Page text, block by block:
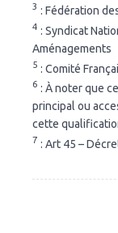
3 : Fédération
4 : Syndicat
Aménagements
5 : Comité
6 : À noter que
principal ou
cette
7 : Art 45 –